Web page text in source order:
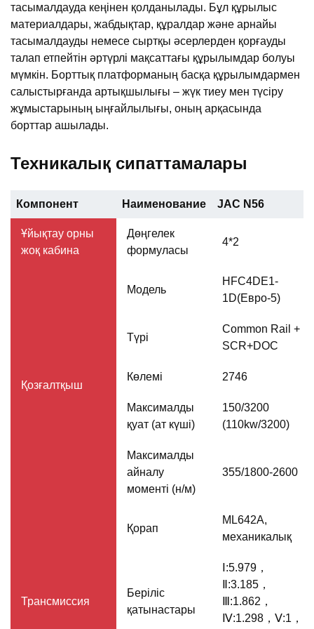
тасымалдауда кеңінен қолданылады. Бұл құрылыс
материалдары, жабдықтар, құралдар және арнайы
тасымалдауды немесе сыртқы әсерлерден қорғауды
талап етпейтін әртүрлі мақсаттағы құрылымдар болуы
мүмкін. Борттық платформаның басқа құрылымдармен
салыстырғанда артықшылығы – жүк тиеу мен түсіру
жұмыстарының ыңғайлылығы, оның арқасында
борттар ашылады.
Техникалық сипаттамалары
Компонент Наименование JAC N56
Ұйықтау орны
жоқ кабина
Дөңгелек
формуласы
4*2
Қозғалтқыш
Модель
HFC4DE1-
1D(Евро-5)
Түрі
Common Rail +
SCR+DOC
Көлемі 2746
Максималды
қуат (ат күші)
150/3200
(110kw/3200)
Максималды
айналу
моменті (н/м)
355/1800-2600
Трансмиссия
Қорап
ML642A,
механикалық
Беріліс
қатынастары
Ⅰ:5.979，
Ⅱ:3.185，
Ⅲ:1.862，
Ⅳ:1.298，Ⅴ:1，